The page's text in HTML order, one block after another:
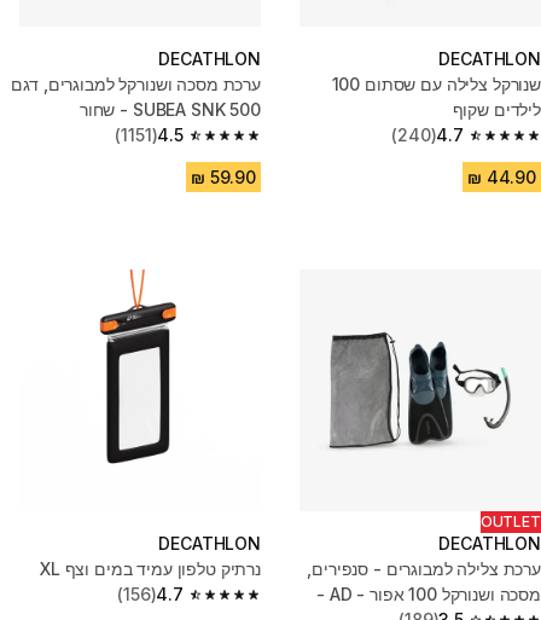
DECATHLON
שנורקל צלילה עם שסתום 100
לילדים שקוף
4.7
4.7 out of 5 stars from 240 reviews
(240)
DECATHLON
ערכת מסכה ושנורקל למבוגרים, דגם
SNK 500‏ SUBEA - שחור
4.5
4.5 out of 5 stars from 1151 reviews
(1151)
OUTLET
DECATHLON
ערכת צלילה למבוגרים - סנפירים,
מסכה ושנורקל 100 אפור - AD -
DECATHLON
נרתיק טלפון עמיד במים וצף XL
4.7
4.7 out of 5 stars from 156 reviews
(156)